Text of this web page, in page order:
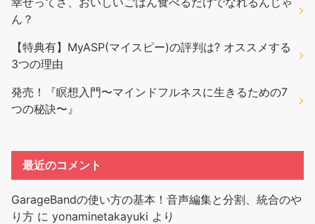
ん？
【特典有】MyASP(マイスピー)の評判は? オススメする
3つの理由
発売！『瞑想入門〜マインドフルネスに生きるための7
つの秘訣〜』
最近のコメント
GarageBandの使い方の基本！音声編集と分割、統合のや
り方 に yonaminetakayuki より